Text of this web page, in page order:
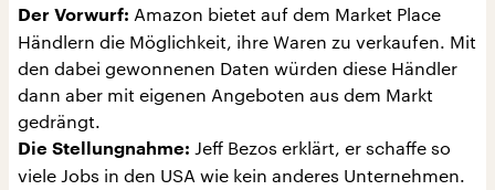
Der Vorwurf: Amazon bietet auf dem Market Place
Händlern die Möglichkeit, ihre Waren zu verkaufen. Mit
den dabei gewonnenen Daten würden diese Händler
dann aber mit eigenen Angeboten aus dem Markt
gedrängt.
Die Stellungnahme: Jeff Bezos erklärt, er schaffe so
viele Jobs in den USA wie kein anderes Unternehmen.